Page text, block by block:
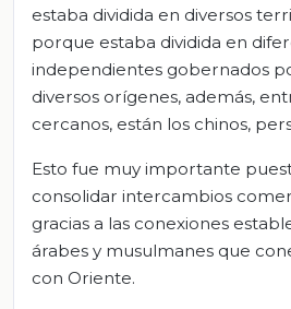
estaba dividida en diversos
porque estaba dividida en
independientes gobernados
diversos orígenes, además,
cercanos, están los chinos,
Esto fue muy importante
consolidar intercambios
gracias a las conexiones
árabes y musulmanes que
con Oriente.